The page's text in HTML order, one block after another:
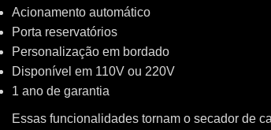
Acionamento automático
Porta reservatórios
Personalização em bordado
Disponível em 110V ou 220V
1 ano de garantia
Essas funcionalidades tornam o secador de